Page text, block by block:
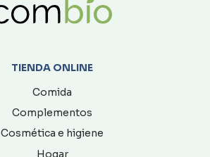
TIENDA ONLINE
Comida
Complementos
Cosmética e higiene
Hogar